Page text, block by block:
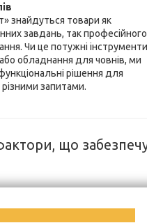
знайдуться товари як
завдань, так професійного
Чи це потужні інструменти
обладнання для човнів, ми
рішення для
різними запитами.
що